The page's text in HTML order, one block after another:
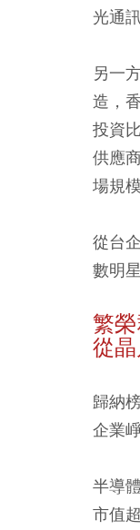
光通
另一
造，
投資
供應
場規
從台
數明
繁
從
歸納
企業
半導
市值